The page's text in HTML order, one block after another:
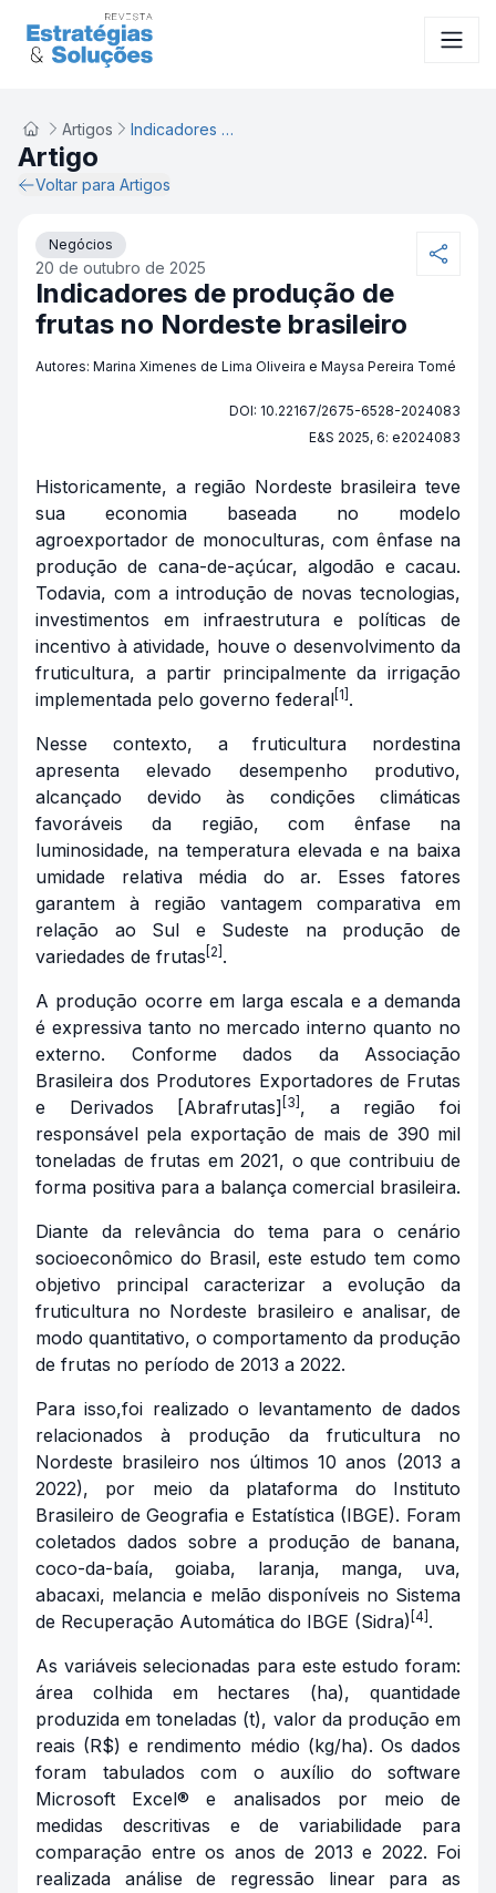
Artigos Indicadores de produção de frutas no Nordeste brasileiro
Artigo
Voltar para Artigos
Negócios
20 de outubro de 2025
Indicadores de produção de
frutas no Nordeste brasileiro
Autores: Marina Ximenes de Lima Oliveira e Maysa Pereira Tomé
DOI: 10.22167/2675-6528-2024083
E&S 2025, 6: e2024083
Historicamente, a região Nordeste brasileira teve
sua economia baseada no modelo
agroexportador de monoculturas, com ênfase na
produção de cana-de-açúcar, algodão e cacau.
Todavia, com a introdução de novas tecnologias,
investimentos em infraestrutura e políticas de
incentivo à atividade, houve o desenvolvimento da
fruticultura, a partir principalmente da irrigação
implementada pelo governo federal [1] .
Nesse contexto, a fruticultura nordestina
apresenta elevado desempenho produtivo,
alcançado devido às condições climáticas
favoráveis da região, com ênfase na
luminosidade, na temperatura elevada e na baixa
umidade relativa média do ar. Esses fatores
garantem à região vantagem comparativa em
relação ao Sul e Sudeste na produção de
variedades de frutas [2] .
A produção ocorre em larga escala e a demanda
é expressiva tanto no mercado interno quanto no
externo. Conforme dados da Associação
Brasileira dos Produtores Exportadores de Frutas
e Derivados [Abrafrutas] [3] , a região foi
responsável pela exportação de mais de 390 mil
toneladas de frutas em 2021, o que contribuiu de
forma positiva para a balança comercial brasileira.
Diante da relevância do tema para o cenário
socioeconômico do Brasil, este estudo tem como
objetivo principal caracterizar a evolução da
fruticultura no Nordeste brasileiro e analisar, de
modo quantitativo, o comportamento da produção
de frutas no período de 2013 a 2022.
Para isso,foi realizado o levantamento de dados
relacionados à produção da fruticultura no
Nordeste brasileiro nos últimos 10 anos (2013 a
2022), por meio da plataforma do Instituto
Brasileiro de Geografia e Estatística (IBGE). Foram
coletados dados sobre a produção de banana,
coco-da-baía, goiaba, laranja, manga, uva,
abacaxi, melancia e melão disponíveis no Sistema
de Recuperação Automática do IBGE (Sidra) [4] .
As variáveis selecionadas para este estudo foram:
área colhida em hectares (ha), quantidade
produzida em toneladas (t), valor da produção em
reais (R$) e rendimento médio (kg/ha). Os dados
foram tabulados com o auxílio do software
Microsoft Excel® e analisados por meio de
medidas descritivas e de variabilidade para
comparação entre os anos de 2013 e 2022. Foi
realizada análise de regressão linear para as